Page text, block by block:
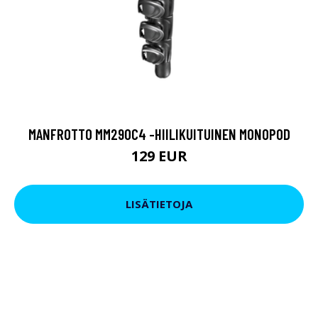
MANFROTTO MM290C4 -HIILIKUITUINEN MONOPOD
129 EUR
LISÄTIETOJA